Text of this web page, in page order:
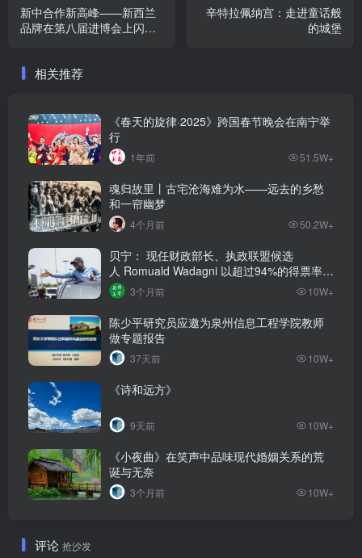
新中合作新高峰——新西兰
品牌在第八届进博会上闪耀
辛特拉佩纳宫：走进童话般
的城堡
相关推荐
《春天的旋律·2025》跨国春节晚会在南宁举
行
1年前 51.5W+
魂归故里丨古宅沧海难为水——远去的乡愁
和一帘幽梦
4个月前 50.2W+
贝宁： 现任财政部长、执政联盟候选
人‌ Romuald Wadagni 以超过94%的得票率当
选新任总统‌
3个月前 10W+
陈少平研究员应邀为泉州信息工程学院教师
做专题报告
37天前 10W+
《诗和远方》
9天前 10W+
《小夜曲》在笑声中品味现代婚姻关系的荒
诞与无奈
3个月前 10W+
评论 抢沙发